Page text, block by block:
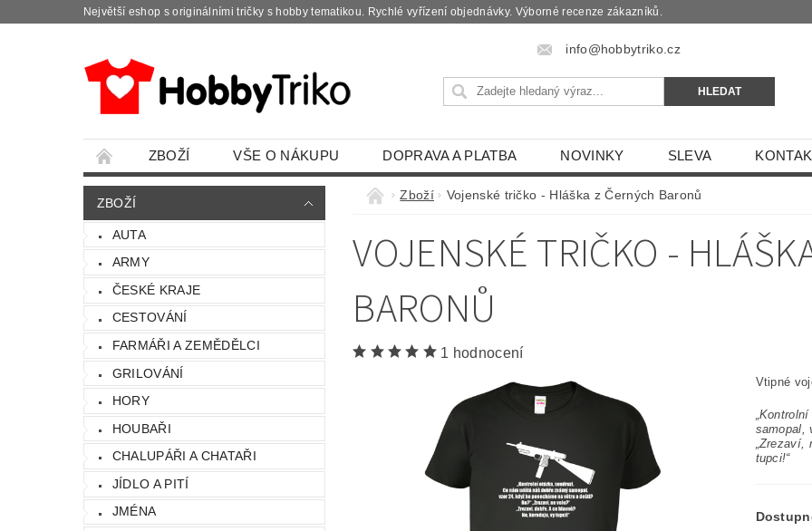
Největší eshop s originálními tričky s hobby tematikou. Rychlé vyřízení objednávky. Výborné recenze zákazníků.
info@hobbytriko.cz
ZBOŽÍ VŠE O NÁKUPU DOPRAVA A PLATBA NOVINKY SLEVA
ZBOŽÍ
AUTA
ARMY
ČESKÉ KRAJE
CESTOVÁNÍ
FARMÁŘI A ZEMĚDĚLCI
GRILOVÁNÍ
HORY
HOUBAŘI
CHALUPÁŘI A CHATAŘI
JÍDLO A PITÍ
JMÉNA
Zboží Vojenské tričko - Hláška z Černých Baronů
VOJENSKÉ TRIČKO -
BARONŮ
1 hodnocení
Vtipné
samopal,
tupci!“